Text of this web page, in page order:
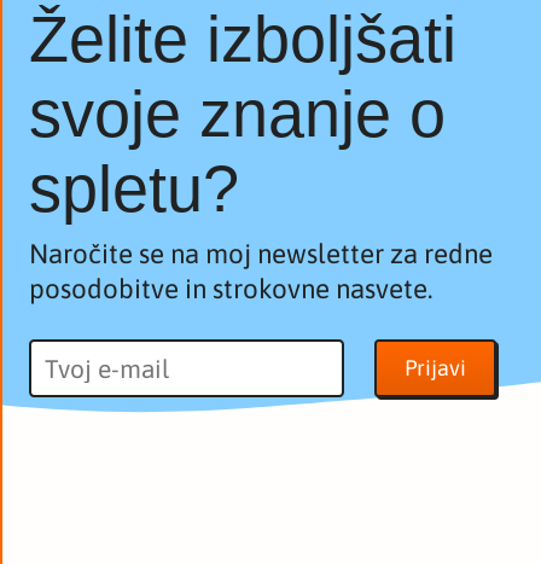
Želite izboljšati
svoje znanje o
spletu?
Naročite se na moj newsletter za redne
posodobitve in strokovne nasvete.